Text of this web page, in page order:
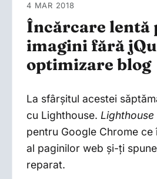
4 MAR 2018
Încărcare lentă
imagini fără
optimizare blog
La sfârșitul acestei
cu Lighthouse. Lighthouse
pentru Google Chrome ce
al paginilor web și-ți
reparat.